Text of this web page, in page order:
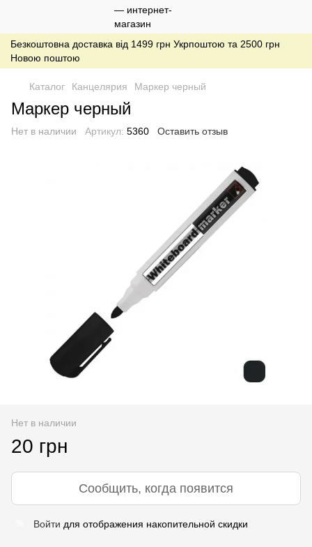
Безкоштовна доставка від 1499 грн Укрпоштою та 2500 грн
Новою поштою
Каталог Канцелярия Маркер черный
Маркер черный
Нет в наличии Артикул: 5360 Оставить отзыв
Нет в наличии
20 грн
Сообщить, когда появится
Войти для отображения накопительной скидки